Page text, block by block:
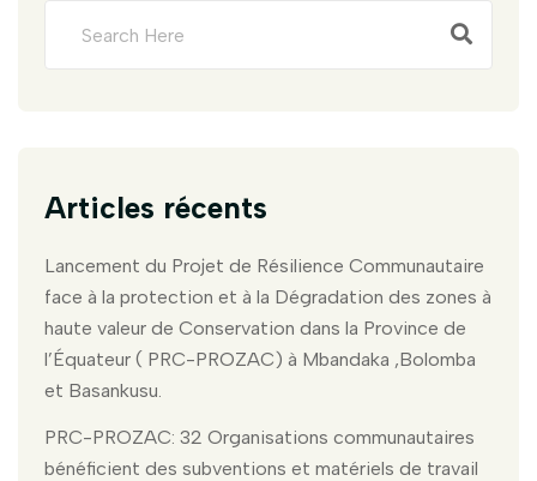
Articles récents
Lancement du Projet de Résilience Communautaire
face à la protection et à la Dégradation des zones à
haute valeur de Conservation dans la Province de
l’Équateur ( PRC-PROZAC) à Mbandaka ,Bolomba
et Basankusu.
PRC-PROZAC: 32 Organisations communautaires
bénéficient des subventions et matériels de travail